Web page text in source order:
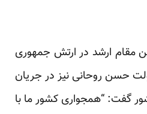
مقام ارشد در ارتش جمهوری
حسن روحانی نیز در جریان
گفت: “همجواری کشور ما با